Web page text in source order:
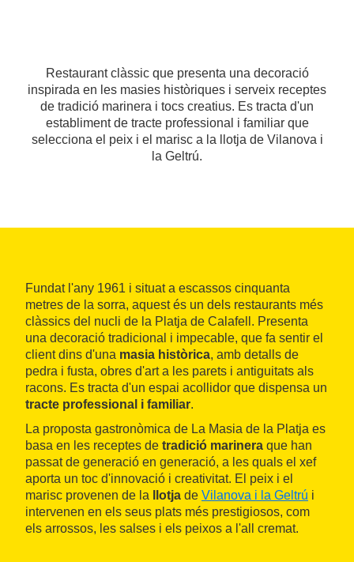
Restaurant clàssic que presenta una decoració
inspirada en les masies històriques i serveix receptes
de tradició marinera i tocs creatius. Es tracta d'un
establiment de tracte professional i familiar que
selecciona el peix i el marisc a la llotja de Vilanova i
la Geltrú.
Fundat l'any 1961 i situat a escassos cinquanta
metres de la sorra, aquest és un dels restaurants més
clàssics del nucli de la Platja de Calafell. Presenta
una decoració tradicional i impecable, que fa sentir el
client dins d'una masia històrica, amb detalls de
pedra i fusta, obres d'art a les parets i antiguitats als
racons. Es tracta d'un espai acollidor que dispensa un
tracte professional i familiar.
La proposta gastronòmica de La Masia de la Platja es
basa en les receptes de tradició marinera que han
passat de generació en generació, a les quals el xef
aporta un toc d'innovació i creativitat. El peix i el
marisc provenen de la
llotja de Vilanova i la Geltrú i
intervenen en els seus plats més prestigiosos, com
els arrossos, les salses i els peixos a l'all cremat.